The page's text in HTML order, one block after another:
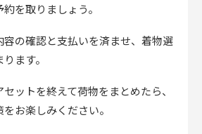
を取りましょう。
の確認と支払いを済ませ、着物選
ます。
ットを終えて荷物をまとめたら、
お楽しみください。